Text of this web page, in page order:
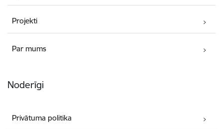
Projekti
Par mums
Noderīgi
Privātuma politika